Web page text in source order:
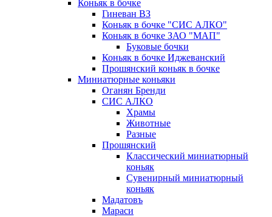
Коньяк в бочке
Гиневан ВЗ
Коньяк в бочке "СИС АЛКО"
Коньяк в бочке ЗАО "МАП"
Буковые бочки
Коньяк в бочке Иджеванский
Прошянский коньяк в бочке
Миниатюрные коньяки
Оганян Бренди
СИС АЛКО
Храмы
Животные
Разные
Прошянский
Классический миниатюрный
коньяк
Сувенирный миниатюрный
коньяк
Мадатовъ
Мараси